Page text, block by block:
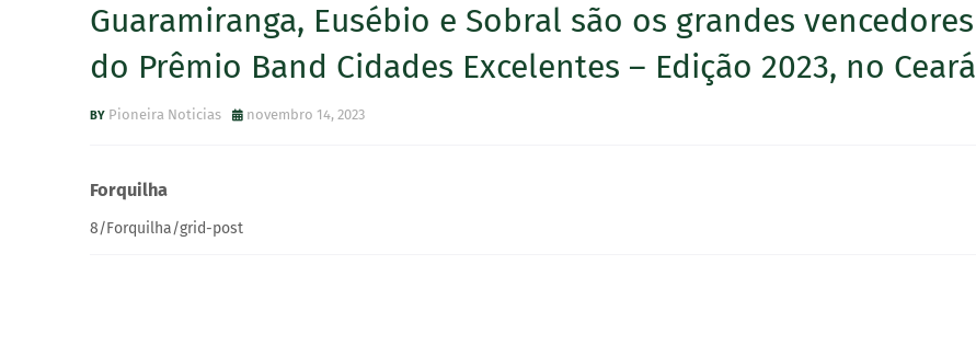
Guaramiranga, Eusébio e Sobral são os grandes vencedores
do Prêmio Band Cidades Excelentes – Edição 2023, no Ceará
Pioneira Noticias novembro 14, 2023
Forquilha
8/Forquilha/grid-post